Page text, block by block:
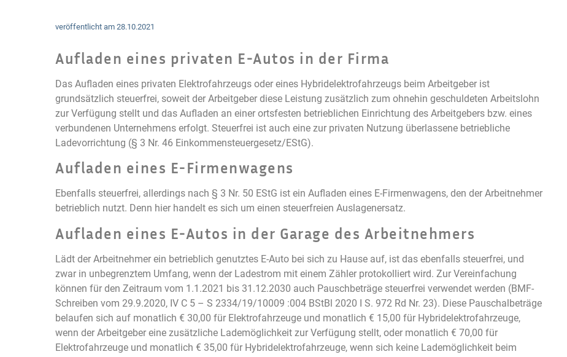
veröffentlicht am 28.10.2021
Aufladen eines privaten E-Autos in der Firma
Das Aufladen eines privaten Elektrofahrzeugs oder eines Hybridelektrofahrzeugs beim Arbeitgeber ist
grundsätzlich steuerfrei, soweit der Arbeitgeber diese Leistung zusätzlich zum ohnehin geschuldeten Arbeitslohn
zur Verfügung stellt und das Aufladen an einer ortsfesten betrieblichen Einrichtung des Arbeitgebers bzw. eines
verbundenen Unternehmens erfolgt. Steuerfrei ist auch eine zur privaten Nutzung überlassene betriebliche
Ladevorrichtung (§ 3 Nr. 46 Einkommensteuergesetz/EStG).
Aufladen eines E-Firmenwagens
Ebenfalls steuerfrei, allerdings nach § 3 Nr. 50 EStG ist ein Aufladen eines E-Firmenwagens, den der Arbeitnehmer
betrieblich nutzt. Denn hier handelt es sich um einen steuerfreien Auslagenersatz.
Aufladen eines E-Autos in der Garage des Arbeitnehmers
Lädt der Arbeitnehmer ein betrieblich genutztes E-Auto bei sich zu Hause auf, ist das ebenfalls steuerfrei, und
zwar in unbegrenztem Umfang, wenn der Ladestrom mit einem Zähler protokolliert wird. Zur Vereinfachung
können für den Zeitraum vom 1.1.2021 bis 31.12.2030 auch Pauschbeträge steuerfrei verwendet werden (BMF-
Schreiben vom 29.9.2020, IV C 5 – S 2334/19/10009 :004 BStBl 2020 I S. 972 Rd Nr. 23). Diese Pauschalbeträge
belaufen sich auf monatlich € 30,00 für Elektrofahrzeuge und monatlich € 15,00 für Hybridelektrofahrzeuge,
wenn der Arbeitgeber eine zusätzliche Lademöglichkeit zur Verfügung stellt, oder monatlich € 70,00 für
Elektrofahrzeuge und monatlich € 35,00 für Hybridelektrofahrzeuge, wenn sich keine Lademöglichkeit beim